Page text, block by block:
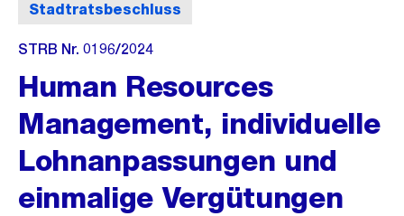
Stadtratsbeschluss
STRB Nr. 0196/2024
Human Resources
Management, individuelle
Lohnanpassungen und
einmalige Vergütungen